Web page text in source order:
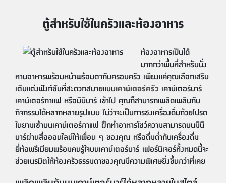
ตู้สำหรับใช้ในครัวและห้องอาหาร
ห้องอาหารเป็นได้
มากกว่าพื้นที่สำหรับนั่ง
ทานอาหารพร้อมหน้าพร้อมตากับครอบครัว เพียงแค่คุณเลือกเสริม
เติมแต่งฟังก์ชันที่สะดวกสบายแบบเคาน์เตอร์ครัว เคาน์เตอร์บาร์
เคาน์เตอร์กาแฟ หรือมินิบาร์ เข้าไป คุณก็สามารถเพลิดเพลินกับ
กิจกรรมได้หลากหลายรูปแบบ ไม่ว่าจะเป็นการชงเครื่องดื่มถ้วยโปรด
ในยามเช้าบนเคาน์เตอร์กาแฟ ฝึกทำอาหารโชว์ความสามารถบนมินิ
บาร์ผ่านสื่อออนไลน์ให้เพื่อน ๆ ของคุณ หรือดื่มด่ำกับเครื่องดื่ม
ยี่ห้อพรีเมียมพร้อมคนรู้ใจบนเคาน์เตอร์บาร์ เฟอร์นิเจอร์ทั้งหมดนี้จะ
ช่วยเนรมิตให้ห้องครัวธรรมดาของคุณมีความพิเศษยิ่งขึ้นกว่าที่เคย